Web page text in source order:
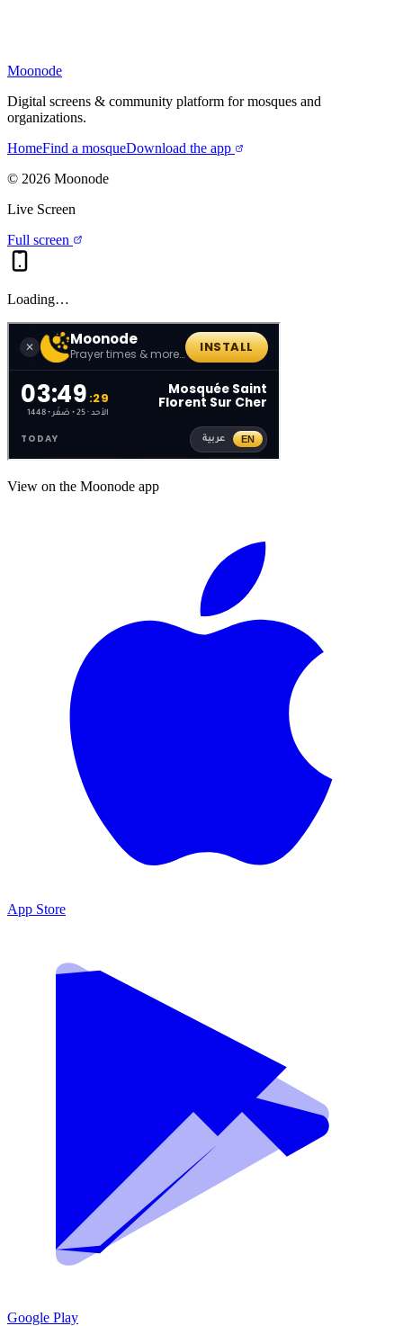
Moonode
Digital screens & community platform for mosques and
organizations.
HomeFind a mosqueDownload the app
© 2026 Moonode
Live Screen
Full screen
Loading…
View on the Moonode app
App Store
Google Play